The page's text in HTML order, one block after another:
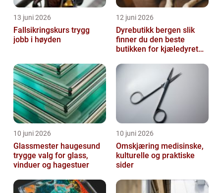
13 juni 2026
Fallsikringskurs trygg
jobb i høyden
12 juni 2026
Dyrebutikk bergen slik
finner du den beste
butikken for kjæledyret
10 juni 2026
Glassmester haugesund
trygge valg for glass,
vinduer og hagestuer
10 juni 2026
Omskjæring medisinske,
kulturelle og praktiske
sider